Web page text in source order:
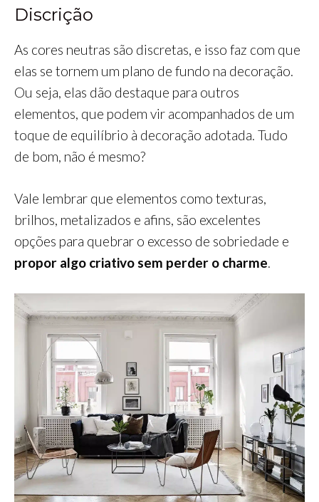
Discrição
As cores neutras são discretas, e isso faz com que
elas se tornem um plano de fundo na decoração.
Ou seja, elas dão destaque para outros
elementos, que podem vir acompanhados de um
toque de equilíbrio à decoração adotada. Tudo
de bom, não é mesmo?
Vale lembrar que elementos como texturas,
brilhos, metalizados e afins, são excelentes
opções para quebrar o excesso de sobriedade e
propor algo criativo sem perder o charme